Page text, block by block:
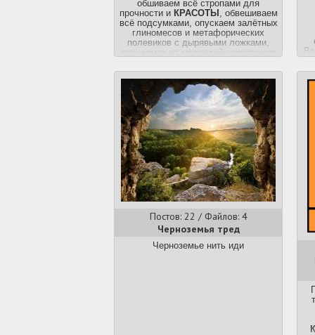
обшиваем всё стропами для
прочности и КРАСОТЫ
, обвешиваем
всё подсумками, опускаем залётных
глиномесов и метафорических
полевиков с дырявыми ложками,
спасаемся от медведей-жопотрахов
Моллехейтеры, проходите мимо.
Постов: 22 / Файлов: 4
Черноземья тред
Черноземье нить иди